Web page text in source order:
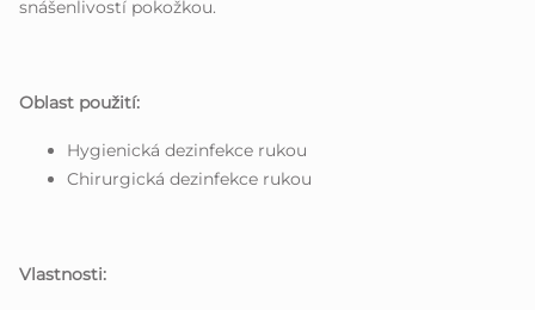
snášenlivostí pokožkou.
Oblast použití:
Hygienická dezinfekce rukou
Chirurgická dezinfekce rukou
Vlastnosti: